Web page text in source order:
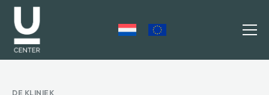
DE KLINIEK